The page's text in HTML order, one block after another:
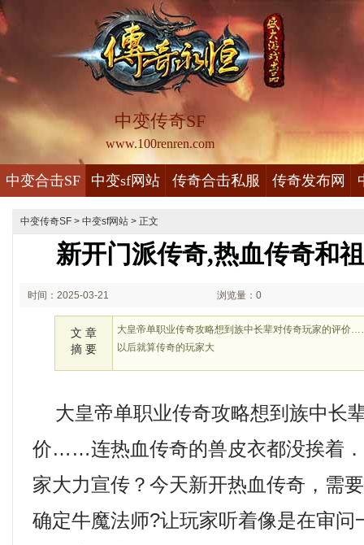
中变传奇SF
www.100renren.com
中变合击SF 中变sf网站 传奇合击私服 传奇发布网
中变传奇SF > 中变sf网站 > 正文
新开门派传奇,热血传奇和
时间：2025-03-21 浏览量：0
文 章
摘 要
大皇帝单职业传奇攻略想到族中长辈对传奇玩家的评价
以后就算传奇的玩家大
大皇帝单职业传奇攻略想到族中长
价……连热血传奇的兽皮衣都没挨着
家大力宣传？今天新开热血传奇，需
确定牛魔法师?让玩家听着像是在审问